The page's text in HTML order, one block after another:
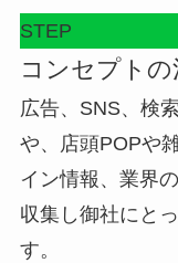
STEP
コンセプトの
広告、SNS、検
や、店頭POPや
イン情報、業界
収集し御社にと
す。